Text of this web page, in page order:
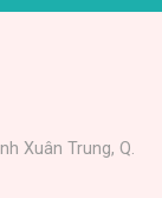
Xuân Trung, Q.